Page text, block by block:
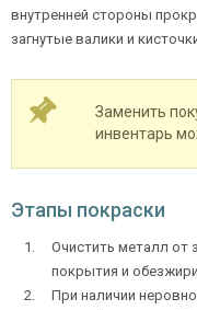
внутренней стороны
загнутые валики и
Заменить
инвентарь
Этапы покраски
Очистить металл от
покрытия и
При наличии